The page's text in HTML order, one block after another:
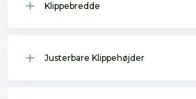
L Klippebredde
L Justerbare Klippehøjder